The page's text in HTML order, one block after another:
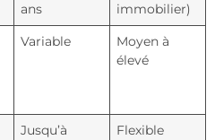
ans
immobilier)
Variable
Moyen à
élevé
Jusqu’à
Flexible